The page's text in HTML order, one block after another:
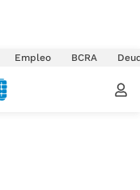
Empleo BCRA